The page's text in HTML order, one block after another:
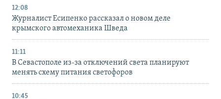
12:08
Журналист Есипенко рассказал о новом деле
крымского автомеханика Шведа
11:11
В Севастополе из-за отключений света планируют
менять схему питания светофоров
10:45